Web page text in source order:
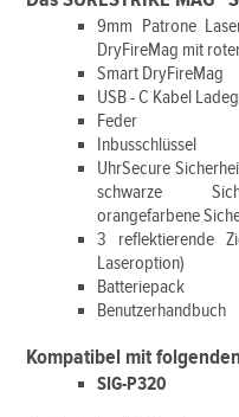
9mm Patrone
DryFireMag mit
Smart DryFireMag
USB - C Kabel
Feder
Inbusschlüssel
UhrSecure
schwarze
orangefarbene
3 reflektierende
Laseroption)
Batteriepack
Benutzerhandbuch
Kompatibel mit
SIG-P320